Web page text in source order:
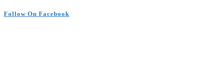
Follow On Facebook